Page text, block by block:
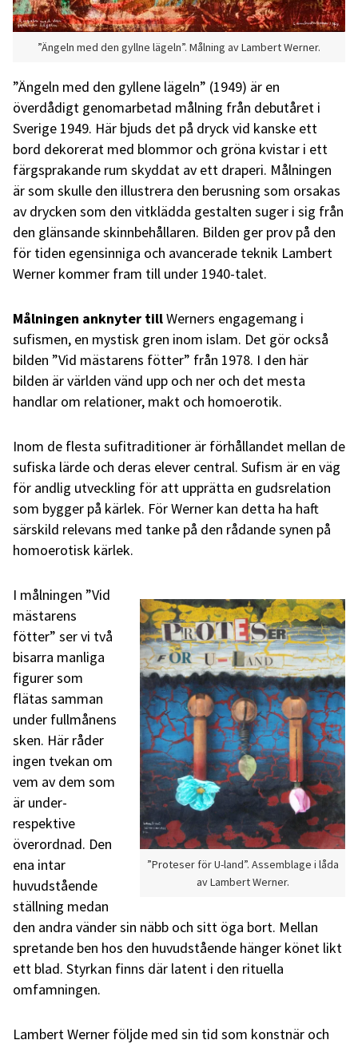
”Ängeln med den gyllne lägeln”. Målning av Lambert Werner.
”Ängeln med den gyllene lägeln” (1949) är en
överdådigt genomarbetad målning från debutåret i
Sverige 1949. Här bjuds det på dryck vid kanske ett
bord dekorerat med blommor och gröna kvistar i ett
färgsprakande rum skyddat av ett draperi. Målningen
är som skulle den illustrera den berusning som orsakas
av drycken som den vitklädda gestalten suger i sig från
den glänsande skinnbehållaren. Bilden ger prov på den
för tiden egensinniga och avancerade teknik Lambert
Werner kommer fram till under 1940-talet.
Målningen anknyter tillWerners engagemang i
sufismen, en mystisk gren inom islam. Det gör också
bilden ”Vid mästarens fötter” från 1978. I den här
bilden är världen vänd upp och ner och det mesta
handlar om relationer, makt och homoerotik.
Inom de flesta sufitraditioner är förhållandet mellan de
sufiska lärde och deras elever central. Sufism är en väg
för andlig utveckling för att upprätta en gudsrelation
som bygger på kärlek. För Werner kan detta ha haft
särskild relevans med tanke på den rådande synen på
homoerotisk kärlek.
”Proteser för U-land”. Assemblage i låda
av Lambert Werner.
I målningen ”Vid
mästarens
fötter” ser vi två
bisarra manliga
figurer som
flätas samman
under fullmånens
sken. Här råder
ingen tvekan om
vem av dem som
är under-
respektive
överordnad. Den
ena intar
huvudstående
ställning medan
den andra vänder sin näbb och sitt öga bort. Mellan
spretande ben hos den huvudstående hänger könet likt
ett blad. Styrkan finns där latent i den rituella
omfamningen.
Lambert Werner följde med sin tid som konstnär och